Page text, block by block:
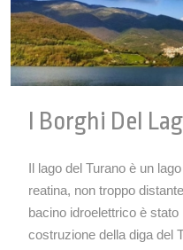
I Borghi Del
Il lago del Turano è un
reatina, non troppo
bacino idroelettrico è
costruzione della diga del